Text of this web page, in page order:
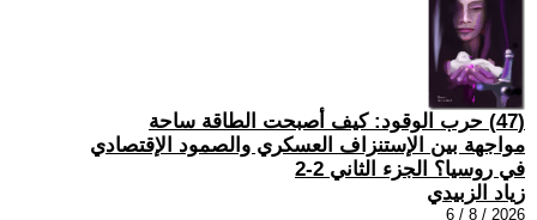
(47) حرب الوقود: كيف أصبحت الطاقة ساحة
مواجهة بين الإستنزاف العسكري والصمود الإقتصادي
في روسيا؟ الجزء الثاني 2-2
زياد الزبيدي
2026 / 8 / 6